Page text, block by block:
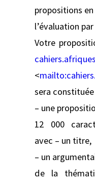
propositions
l’évaluation
Votre
<mailto:
sera
– une
12 000
avec – un titre,
– un
de la